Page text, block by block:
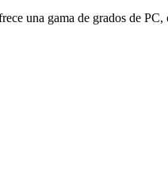
una gama de grados de